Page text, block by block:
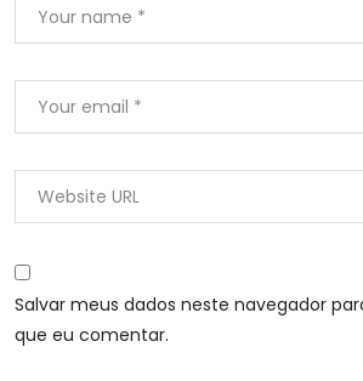
Salvar meus dados neste navegador
que eu comentar.